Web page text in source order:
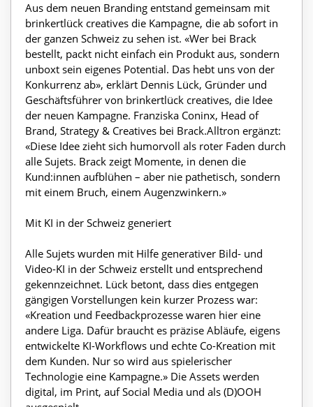
Aus dem neuen Branding entstand gemeinsam mit
brinkertlück creatives die Kampagne, die ab sofort in
der ganzen Schweiz zu sehen ist. «Wer bei Brack
bestellt, packt nicht einfach ein Produkt aus, sondern
unboxt sein eigenes Potential. Das hebt uns von der
Konkurrenz ab», erklärt Dennis Lück, Gründer und
Geschäftsführer von brinkertlück creatives, die Idee
der neuen Kampagne. Franziska Coninx, Head of
Brand, Strategy & Creatives bei Brack.Alltron ergänzt:
«Diese Idee zieht sich humorvoll als roter Faden durch
alle Sujets. Brack zeigt Momente, in denen die
Kund:innen aufblühen – aber nie pathetisch, sondern
mit einem Bruch, einem Augenzwinkern.»
Mit KI in der Schweiz generiert
Alle Sujets wurden mit Hilfe generativer Bild- und
Video-KI in der Schweiz erstellt und entsprechend
gekennzeichnet. Lück betont, dass dies entgegen
gängigen Vorstellungen kein kurzer Prozess war:
«Kreation und Feedbackprozesse waren hier eine
andere Liga. Dafür braucht es präzise Abläufe, eigens
entwickelte KI-Workflows und echte Co-Kreation mit
dem Kunden. Nur so wird aus spielerischer
Technologie eine Kampagne.» Die Assets werden
digital, im Print, auf Social Media und als (D)OOH